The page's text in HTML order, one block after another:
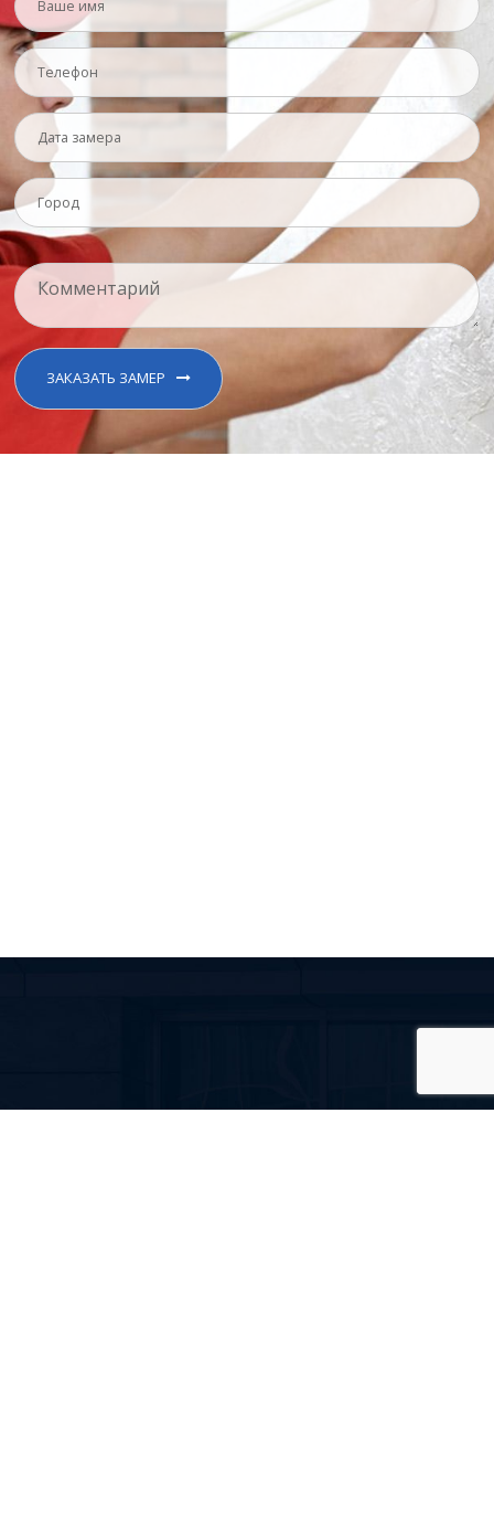
АЛЮМИНИЕВЫЕ СИСТЕМЫ
УЮТНЫЕ ОКНА ВАШЕГО ДОМА
ЗАКАЗАТЬ ЗАМЕР